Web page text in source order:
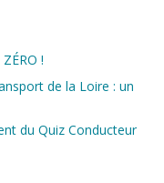
!
de la Loire : un
du Quiz Conducteur